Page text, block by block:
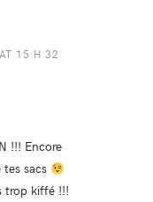
15 H 32
!!! Encore
sacs
trop kiffé !!!